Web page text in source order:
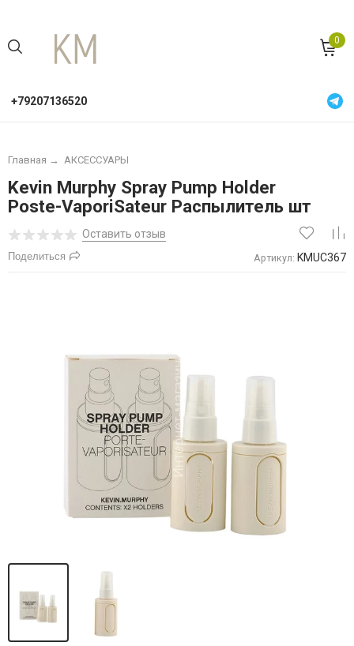
0
+79207136520
Главная → АКСЕССУАРЫ
Kevin Murphy Spray Pump Holder
Poste-VaporiSateur Распылитель шт
Оставить отзыв
Поделиться Артикул: KMUC367